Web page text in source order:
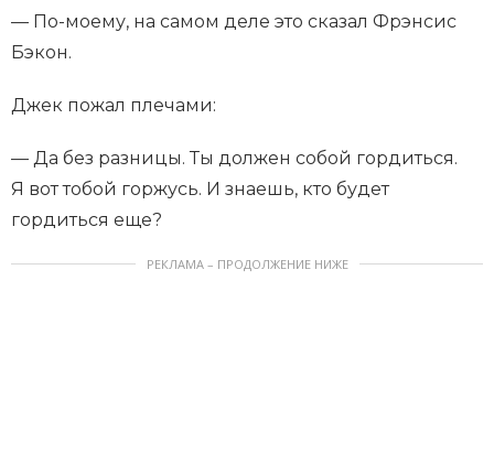
— По-моему, на самом деле это сказал Фрэнсис
Бэкон.
Джек пожал плечами:
— Да без разницы. Ты должен собой гордиться.
Я вот тобой горжусь. И знаешь, кто будет
гордиться еще?
РЕКЛАМА – ПРОДОЛЖЕНИЕ НИЖЕ